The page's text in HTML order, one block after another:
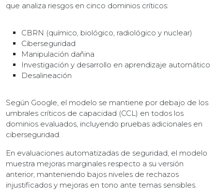
que analiza riesgos en cinco dominios críticos:
CBRN (químico, biológico, radiológico y nuclear)
Ciberseguridad
Manipulación dañina
Investigación y desarrollo en aprendizaje automático
Desalineación
Según Google, el modelo se mantiene por debajo de los
umbrales críticos de capacidad (CCL) en todos los
dominios evaluados, incluyendo pruebas adicionales en
ciberseguridad.
En evaluaciones automatizadas de seguridad, el modelo
muestra mejoras marginales respecto a su versión
anterior, manteniendo bajos niveles de rechazos
injustificados y mejoras en tono ante temas sensibles.